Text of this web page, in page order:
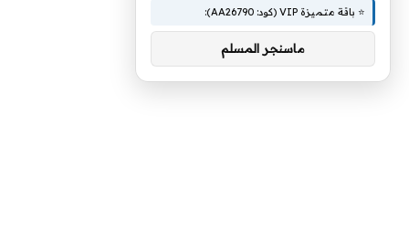
⭐ باقة متميزة VIP (كود: AA26790):
ماسنجر المسلم